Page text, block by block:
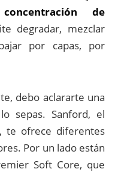
de
degradar, mezclar
por capas, por
debo aclararte una
sepas. Sanford, el
te ofrece diferentes
Por un lado están
Soft Core, que